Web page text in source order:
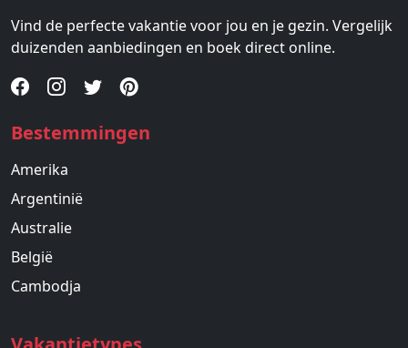
Vind de perfecte vakantie voor jou en je gezin. Vergelijk
duizenden aanbiedingen en boek direct online.
Bestemmingen
Amerika
Argentinië
Australie
België
Cambodja